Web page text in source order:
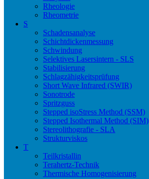
Rheologie
Rheometrie
S
Schadensanalyse
Schichtdickenmessung
Schwindung
Selektives Lasersintern - SLS
Stabilisierung
Schlagzähigkeitsprüfung
Short Wave Infrared (SWIR)
Sonotrode
Spritzguss
Stepped isoStress Method (SSM)
Stepped Isothermal Method (SIM)
Stereolithografie - SLA
Strukturviskos
T
Teilkristallin
Terahertz-Technik
Thermische Homogenisierung